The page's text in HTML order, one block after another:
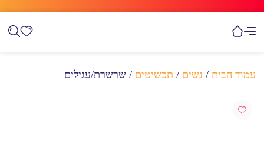
עמוד הבית / נשים / תכשיטים / שרשרת/עגילים